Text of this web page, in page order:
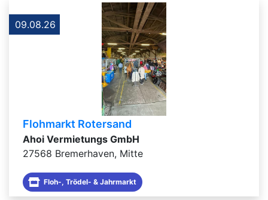
09.08.26
Flohmarkt Rotersand
Ahoi Vermietungs GmbH
27568 Bremerhaven, Mitte
Floh-, Trödel- & Jahrmarkt